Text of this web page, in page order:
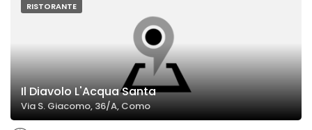
RISTORANTE
Il Diavolo L'Acqua Santa
Via S. Giacomo, 36/A, Como